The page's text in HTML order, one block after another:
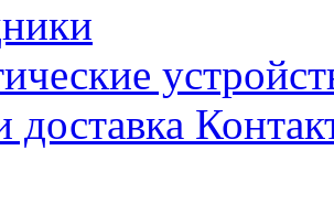
доставка